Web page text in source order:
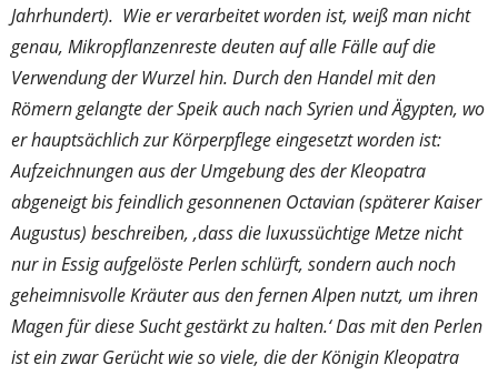
Jahrhundert). Wie er verarbeitet worden ist, weiß man nicht
genau, Mikropflanzenreste deuten auf alle Fälle auf die
Verwendung der Wurzel hin. Durch den Handel mit den
Römern gelangte der Speik auch nach Syrien und Ägypten, wo
er hauptsächlich zur Körperpflege eingesetzt worden ist:
Aufzeichnungen aus der Umgebung des der Kleopatra
abgeneigt bis feindlich gesonnenen Octavian (späterer Kaiser
Augustus) beschreiben, ‚dass die luxussüchtige Metze nicht
nur in Essig aufgelöste Perlen schlürft, sondern auch noch
geheimnisvolle Kräuter aus den fernen Alpen nutzt, um ihren
Magen für diese Sucht gestärkt zu halten.‘ Das mit den Perlen
ist ein zwar Gerücht wie so viele, die der Königin Kleopatra